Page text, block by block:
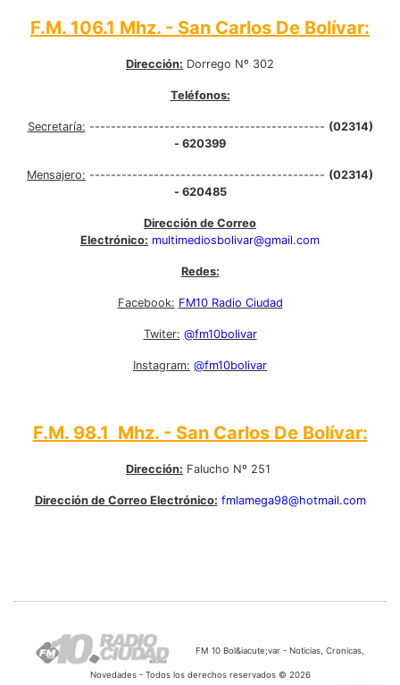
F.M. 106.1 Mhz. - San Carlos De Bolívar:
Dirección: Dorrego Nº 302
Teléfonos:
Secretaría: -------------------------------------------- (02314)
- 620399
Mensajero: -------------------------------------------- (02314)
- 620485
Dirección de Correo
Electrónico: multimediosbolivar@gmail.com
Redes:
Facebook: FM10 Radio Ciudad
Twiter: @fm10bolivar
Instagram: @fm10bolivar
F.M. 98.1 Mhz. - San Carlos De Bolívar:
Dirección: Falucho Nº 251
Dirección de Correo Electrónico: fmlamega98@hotmail.com
FM 10 Bol&iacute;var - Noticias, Cronicas,
Novedades - Todos los derechos reservados © 2026